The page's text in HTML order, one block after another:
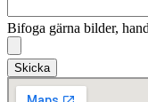
Bifoga gärna bilder,
Skicka